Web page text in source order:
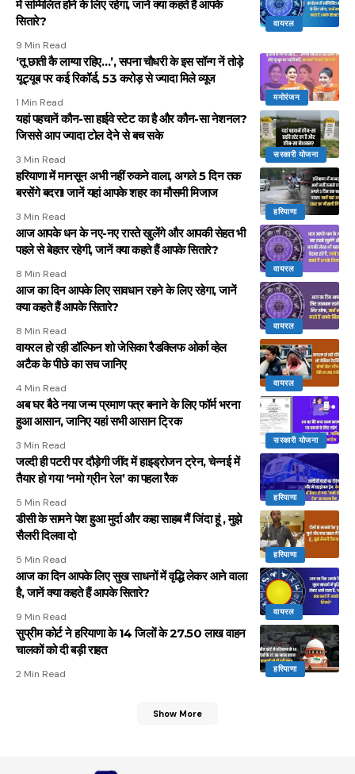
वायरल
में सम्मिलित होने के लिए रहेगा, जानें क्या कहते हैं आपके
सितारे?
9 Min Read
मनोरंजन
‘तू छाती कै लाग्या रहिए…’, सपना चौधरी के इस सॉन्ग नें तोड़े
यूट्यूब पर कई रिकॉर्ड, 53 करोड़ से ज्यादा मिले व्यूज
1 Min Read
सरकारी योजना
यहां पहचानें कौन-सा हाईवे स्टेट का है और कौन-सा नेशनल?
जिससे आप ज्यादा टोल देने से बच सके
3 Min Read
हरियाणा
हरियाणा में मानसून अभी नहीं रुकने वाला, अगले 5 दिन तक
बरसेंगे बदरा! जानें यहां आपके शहर का मौसमी मिजाज
3 Min Read
वायरल
आज आपके धन के नए-नए रास्ते खुलेंगे और आपकी सेहत भी
पहले से बेहतर रहेगी, जानें क्या कहते हैं आपके सितारे?
8 Min Read
वायरल
आज का दिन आपके लिए सावधान रहने के लिए रहेगा, जानें
क्या कहते हैं आपके सितारे?
8 Min Read
वायरल
वायरल हो रही डॉल्फिन शो जेसिका रैडक्लिफ ओर्का व्हेल
अटैक के पीछे का सच जानिए
4 Min Read
सरकारी योजना
अब घर बैठे नया जन्म प्रमाण पत्र बनाने के लिए फॉर्म भरना
हुआ आसान, जानिए यहां सभी आसान ट्रिक
3 Min Read
हरियाणा
जल्दी ही पटरी पर दौड़ेगी जींद में हाइड्रोजन ट्रेन, चेन्नई में
तैयार हो गया ‘नमो ग्रीन रेल’ का पहला रैक
5 Min Read
हरियाणा
डीसी के सामने पेश हुआ मुर्दा और कहा साहब मैं जिंदा हूं , मुझे
सैलरी दिलवा दो
5 Min Read
वायरल
आज का दिन आपके लिए सुख साधनों में वृद्धि लेकर आने वाला
है, जानें क्या कहते हैं आपके सितारे?
9 Min Read
हरियाणा
सुप्रीम कोर्ट ने हरियाणा के 14 जिलों के 27.50 लाख वाहन
चालकों को दी बड़ी राहत
2 Min Read
Show More